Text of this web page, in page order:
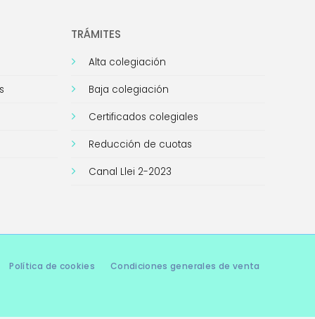
TRÁMITES
Alta colegiación
Baja colegiación
Certificados colegiales
Reducción de cuotas
Canal Llei 2-2023
Política de cookies Condiciones generales de venta